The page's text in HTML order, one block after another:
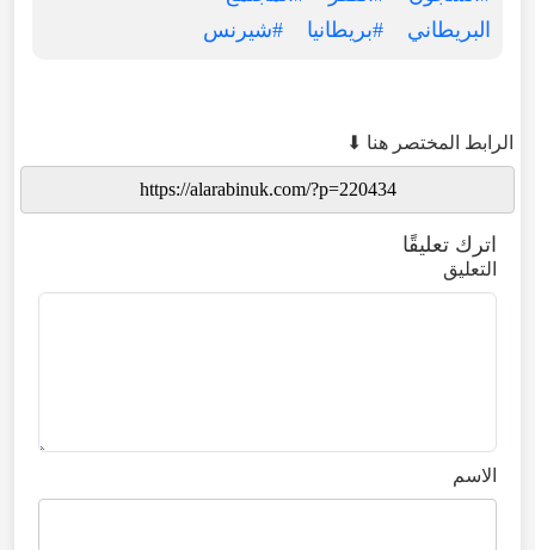
البريطاني
#بريطانيا #شيرنس
الرابط المختصر هنا ⬇
اترك تعليقًا
التعليق
الاسم